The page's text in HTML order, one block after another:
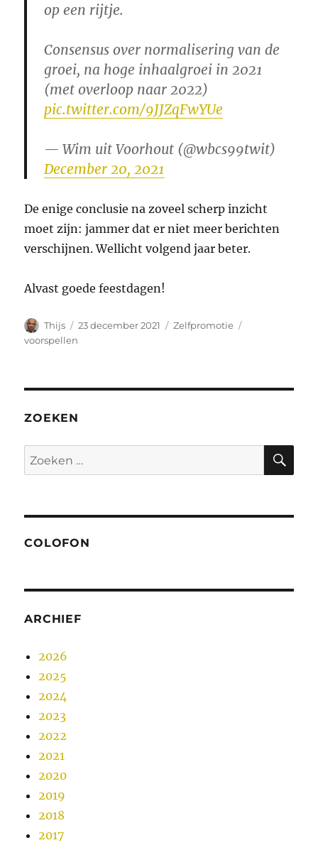
op een rijtje.
Consensus over normalisering van de
groei, na hoge inhaalgroei in 2021
(met overloop naar 2022)
pic.twitter.com/9JJZqFwYUe
— Wim uit Voorhout (@wbcs99twit)
December 20, 2021
De enige conclusie na zoveel scherp inzicht
moet zijn: jammer dat er niet meer berichten
verschijnen. Wellicht volgend jaar beter.
Alvast goede feestdagen!
Auteur
Thijs
Geplaatst
23 december 2021 Categorieën
Zelfpromotie
voorspellen
ZOEKEN
Zoeken
naar:
COLOFON
ARCHIEF
2026
2025
2024
2023
2022
2021
2020
2019
2018
2017